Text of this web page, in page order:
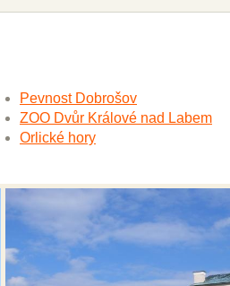
Pevnost Dobrošov
ZOO Dvůr Králové nad Labem
Orlické hory